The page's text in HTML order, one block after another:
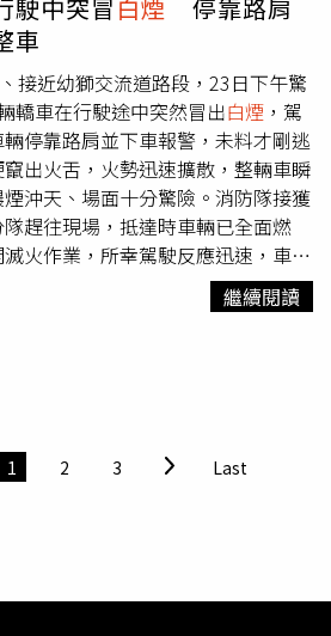
加強巡邏與可疑物品監控。然而，
，晚間再度傳出攻擊。根據警方與
子隨後現身台北車站與中山站間，
持長刀隨機攻擊民眾，造成多人受
目前警方正積極追查嫌犯動機與背
警覺，並配合現場人員指示，如行
駛中突冒 白煙 停靠路肩
車
接近幼獅交流道路段，23日下午驚
轎車在行駛途中突然冒出白煙 ，駕
停靠路肩並下車報警，未料才剛逃
出火舌，火勢迅速擴散，整輛車瞬
沖天、場面十分驚險。消防隊接獲
趕往現場，抵達時車輛已全面燃
火作業，所幸駕駛反應迅速，車上
道警方表示，第一時間接獲通報
在事故後方設置警示三角錐，提醒
繼續閱讀
1 2 3 Last